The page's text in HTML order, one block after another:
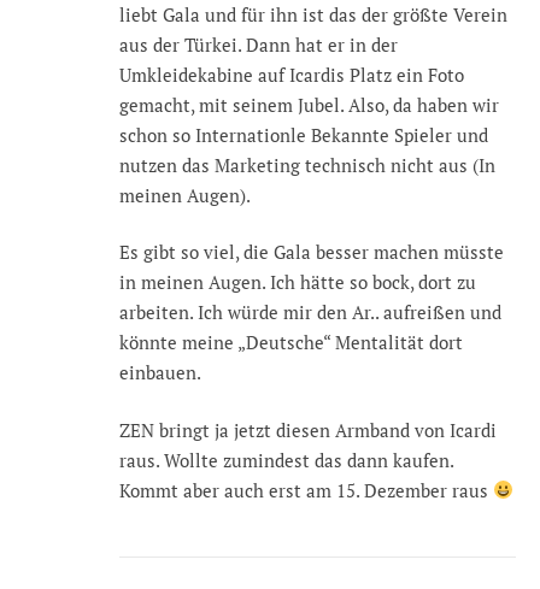
liebt Gala und für ihn ist das der größte Verein
aus der Türkei. Dann hat er in der
Umkleidekabine auf Icardis Platz ein Foto
gemacht, mit seinem Jubel. Also, da haben wir
schon so Internationle Bekannte Spieler und
nutzen das Marketing technisch nicht aus (In
meinen Augen).
Es gibt so viel, die Gala besser machen müsste
in meinen Augen. Ich hätte so bock, dort zu
arbeiten. Ich würde mir den Ar.. aufreißen und
könnte meine „Deutsche“ Mentalität dort
einbauen.
ZEN bringt ja jetzt diesen Armband von Icardi
raus. Wollte zumindest das dann kaufen.
Kommt aber auch erst am 15. Dezember raus